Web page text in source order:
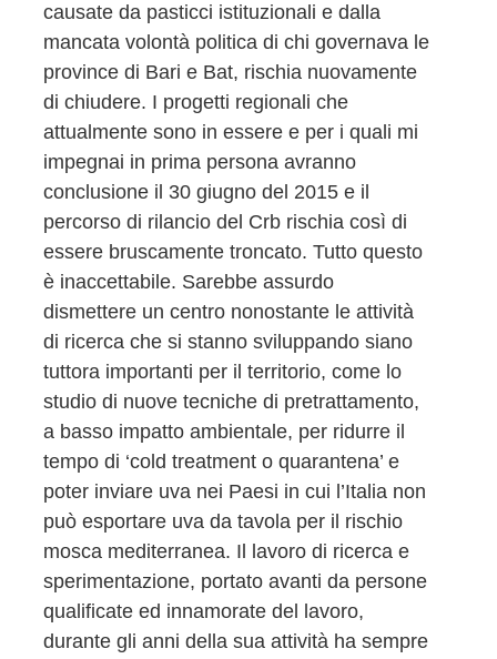
causate da pasticci istituzionali e dalla
mancata volontà politica di chi governava le
province di Bari e Bat, rischia nuovamente
di chiudere. I progetti regionali che
attualmente sono in essere e per i quali mi
impegnai in prima persona avranno
conclusione il 30 giugno del 2015 e il
percorso di rilancio del Crb rischia così di
essere bruscamente troncato. Tutto questo
è inaccettabile. Sarebbe assurdo
dismettere un centro nonostante le attività
di ricerca che si stanno sviluppando siano
tuttora importanti per il territorio, come lo
studio di nuove tecniche di pretrattamento,
a basso impatto ambientale, per ridurre il
tempo di ‘cold treatment o quarantena’ e
poter inviare uva nei Paesi in cui l’Italia non
può esportare uva da tavola per il rischio
mosca mediterranea. Il lavoro di ricerca e
sperimentazione, portato avanti da persone
qualificate ed innamorate del lavoro,
durante gli anni della sua attività ha sempre